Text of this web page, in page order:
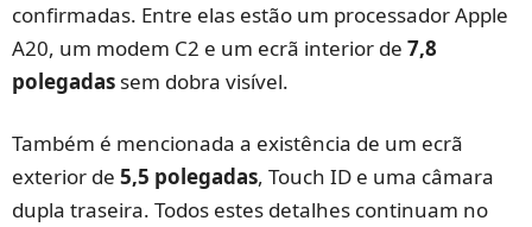
confirmadas. Entre elas estão um processador Apple
A20, um modem C2 e um ecrã interior de 7,8
polegadas sem dobra visível.
Também é mencionada a existência de um ecrã
exterior de 5,5 polegadas, Touch ID e uma câmara
dupla traseira. Todos estes detalhes continuam no